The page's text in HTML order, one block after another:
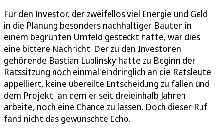
Für den Investor, der zweifellos viel Energie und Geld
in die Planung besonders nachhaltiger Bauten in
einem begrünten Umfeld gesteckt hatte, war dies
eine bittere Nachricht. Der zu den Investoren
gehörende Bastian Lublinsky hatte zu Beginn der
Ratssitzung noch einmal eindringlich an die Ratsleute
appelliert, keine übereilte Entscheidung zu fällen und
dem Projekt, an dem er seit dreieinhalb Jahren
arbeite, noch eine Chance zu lassen. Doch dieser Ruf
fand nicht das gewünschte Echo.